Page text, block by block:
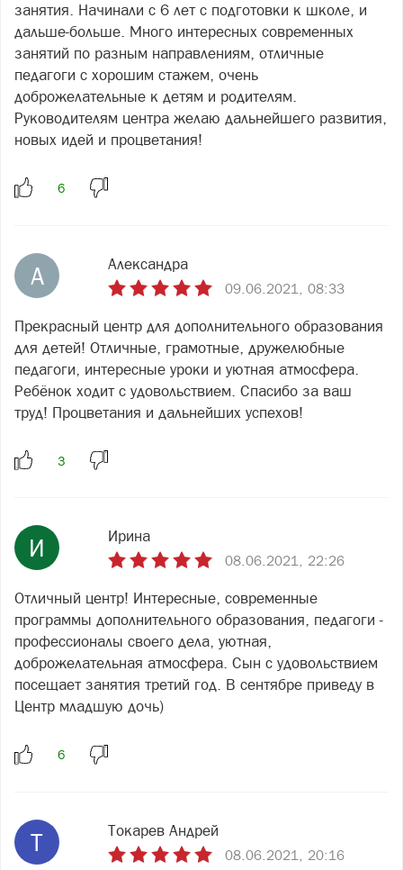
занятия. Начинали с 6 лет с подготовки к школе, и
дальше-больше. Много интересных современных
занятий по разным направлениям, отличные
педагоги с хорошим стажем, очень
доброжелательные к детям и родителям.
Руководителям центра желаю дальнейшего развития,
новых идей и процветания!
А Александра
09.06.2021, 08:33
Прекрасный центр для дополнительного образования
для детей! Отличные, грамотные, дружелюбные
педагоги, интересные уроки и уютная атмосфера.
Ребёнок ходит с удовольствием. Спасибо за ваш
труд! Процветания и дальнейших успехов!
И Ирина
08.06.2021, 22:26
Отличный центр! Интересные, современные
программы дополнительного образования, педагоги -
профессионалы своего дела, уютная,
доброжелательная атмосфера. Сын с удовольствием
посещает занятия третий год. В сентябре приведу в
Центр младшую дочь)
Т Токарев Андрей
08.06.2021, 20:16